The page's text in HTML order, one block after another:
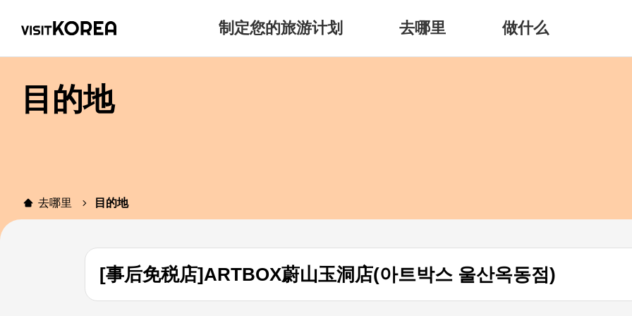
制定您的旅游计划 去哪里 做什么
目的地
去哪里 目的地
[事后免税店]ARTBOX蔚山玉洞店(아트박스 울산옥동점)